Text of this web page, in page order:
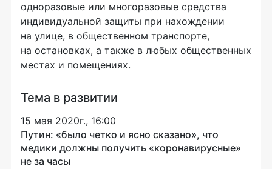
одноразовые или многоразовые средства
индивидуальной защиты при нахождении
на улице, в общественном транспорте,
на остановках, а также в любых общественных
местах и помещениях.
Тема в развитии
15 мая 2020г., 16:00
Путин: «было четко и ясно сказано», что
медики должны получить «коронавирусные»
не за часы